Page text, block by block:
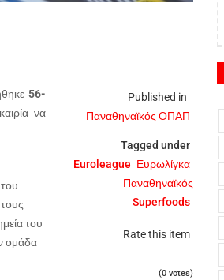
Published in
Παναθηναϊκός ΟΠΑΠ
Tagged under
Euroleague Ευρωλίγκα
Παναθηναϊκός
Superfoods
Rate this item
(0 votes)
56-
να
του
ομάδα